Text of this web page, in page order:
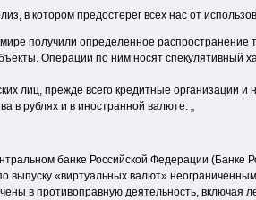
в котором предостерег всех нас от
получили определенное
Операции по ним носят спекулятивный
лиц, прежде всего кредитные
в рублях и в иностранной валюте. „
банке Российской Федерации
выпуску «виртуальных валют»
в противоправную деятельность,